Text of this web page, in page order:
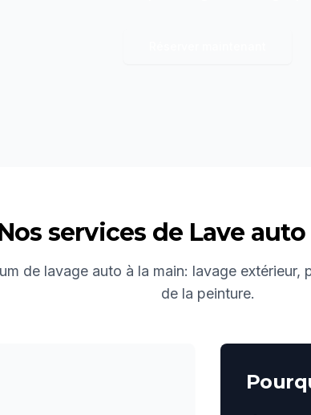
services de Lave
de lavage auto à la main: lavage
de la peinture.